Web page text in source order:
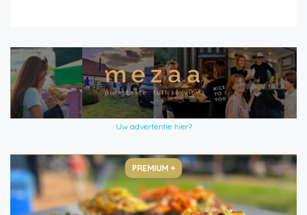
Uw advertentie hier?
PREMIUM +